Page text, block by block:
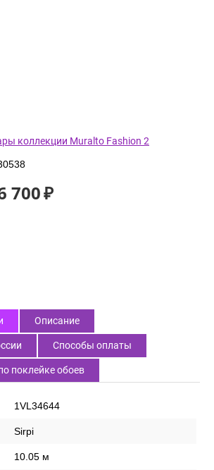
коллекции Muralto Fashion 2
700₽
Описание
Способы оплаты
поклейке обоев
1VL34644
Sirpi
10.05 м